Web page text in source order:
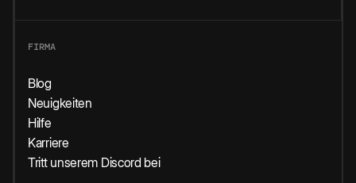
FIRMA
Blog
Neuigkeiten
Hilfe
Karriere
Tritt unserem Discord bei